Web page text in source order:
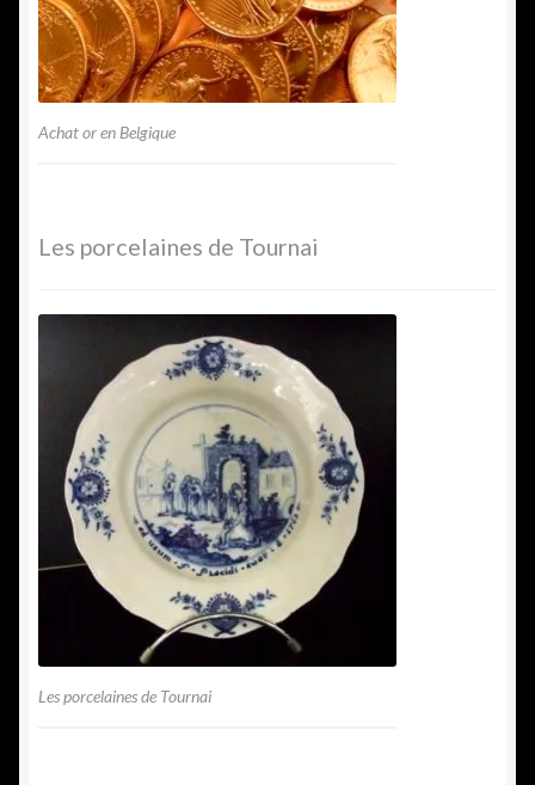
Achat or en Belgique
Les porcelaines de Tournai
Les porcelaines de Tournai